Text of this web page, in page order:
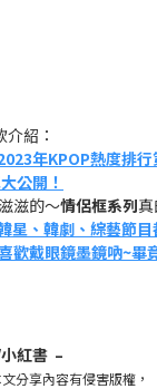
紹：
年KPOP熱度排
公開！
滋的～情侶框系列真
星、韓劇、綜藝節
歡戴眼鏡墨鏡吶~畢
紅書 –
分享內容有侵害版權，